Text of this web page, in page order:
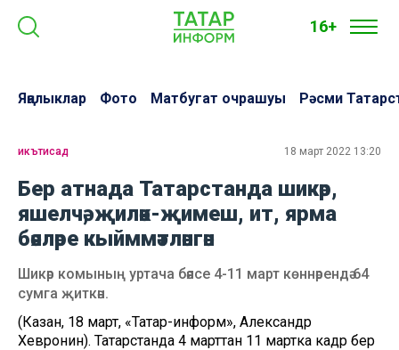
16+
Яңалыклар Фото Матбугат очрашуы Рәсми
икътисад 18 март 2022 13:20
Бер атнада Татарстанда шикәр,
яшелчә, җиләк-җимеш, ит, ярма
бәяләре кыйммәтләнгән
Шикәр комының уртача бәясе 4-11 март көннәрендә 64
сумга җиткән.
(Казан, 18 март, «Татар-информ», Александр
Хевронин). Татарстанда 4 марттан 11 мартка кадәр бер